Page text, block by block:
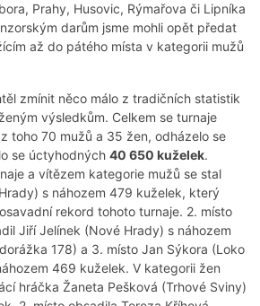
Prahy, Husovic, Rýmařova či Lipníka
darům jsme mohli opět předat
až do pátého místa v kategorii mužů
zmínit něco málo z tradičních statistik
výsledkům. Celkem se turnaje
toho 70 mužů a 35 žen, odházelo se
se úctyhodných 40 650 kuželek.
a vítězem kategorie mužů se stal
s náhozem 479 kuželek, který
rekord tohoto turnaje. 2. místo
Jiří Jelínek (Nové Hrady) s náhozem
178) a 3. místo Jan Sýkora (Loko
469 kuželek. V kategorii žen
hráčka Žaneta Pešková (Trhové Sviny)